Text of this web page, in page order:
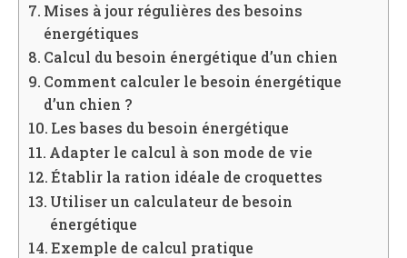
Mises à jour régulières des besoins
énergétiques
Calcul du besoin énergétique d’un chien
Comment calculer le besoin énergétique
d’un chien ?
Les bases du besoin énergétique
Adapter le calcul à son mode de vie
Établir la ration idéale de croquettes
Utiliser un calculateur de besoin
énergétique
Exemple de calcul pratique